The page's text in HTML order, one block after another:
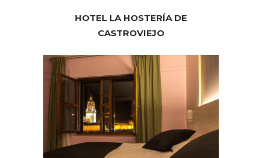
HOTEL LA HOSTERÍA DE
CASTROVIEJO